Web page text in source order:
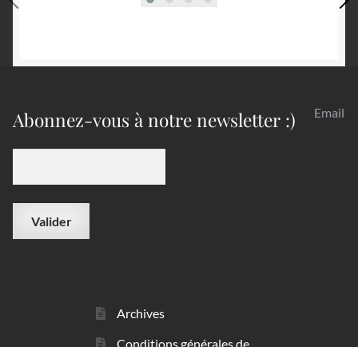
Abonnez-vous à notre newsletter :) Email
Archives
Conditions générales de